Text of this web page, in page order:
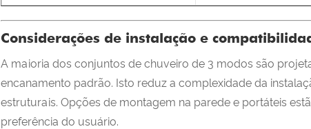
Considerações de instalação e
A maioria dos conjuntos de chuveiro de 3 modos são
encanamento padrão. Isto reduz a complexidade da
estruturais. Opções de montagem na parede e portáteis
preferência do usuário.